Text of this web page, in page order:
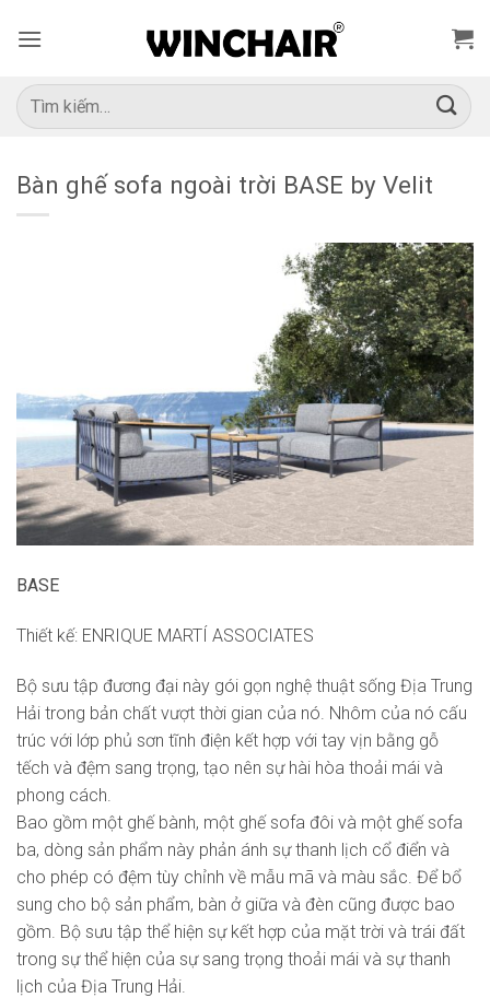
qua
dung
Tìm
kiếm:
Bàn ghế sofa ngoài trời BASE by Velit
BASE
Thiết kế: ENRIQUE MARTÍ ASSOCIATES
Bộ sưu tập đương đại này gói gọn nghệ thuật sống Địa Trung
Hải trong bản chất vượt thời gian của nó. Nhôm của nó cấu
trúc với lớp phủ sơn tĩnh điện kết hợp với tay vịn bằng gỗ
tếch và đệm sang trọng, tạo nên sự hài hòa thoải mái và
phong cách.
Bao gồm một ghế bành, một ghế sofa đôi và một ghế sofa
ba, dòng sản phẩm này phản ánh sự thanh lịch cổ điển và
cho phép có đệm tùy chỉnh về mẫu mã và màu sắc. Để bổ
sung cho bộ sản phẩm, bàn ở giữa và đèn cũng được bao
gồm. Bộ sưu tập thể hiện sự kết hợp của mặt trời và trái đất
trong sự thể hiện của sự sang trọng thoải mái và sự thanh
lịch của Địa Trung Hải.